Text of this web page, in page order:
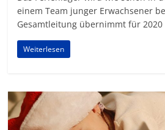
einem Team junger Erwachsener
Gesamtleitung übernimmt für 2020
Weiterlesen